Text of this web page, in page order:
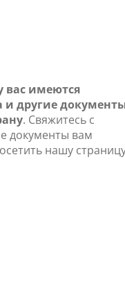
вас имеются
другие
. Свяжитесь с
документы вам
нашу